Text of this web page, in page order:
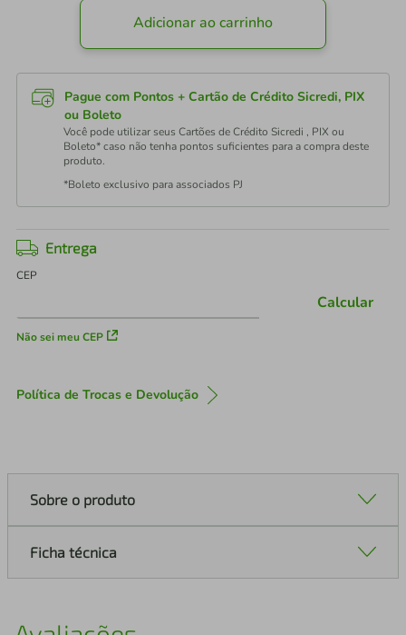
Adicionar ao carrinho
Pague com Pontos + Cartão de Crédito Sicredi, PIX
ou Boleto
Você pode utilizar seus Cartões de Crédito Sicredi , PIX ou
Boleto* caso não tenha pontos suficientes para a compra deste
produto.
*Boleto exclusivo para associados PJ
Entrega
CEP
Não sei meu CEP
Calcular
Política de Trocas e Devolução
Sobre o produto
Ficha técnica